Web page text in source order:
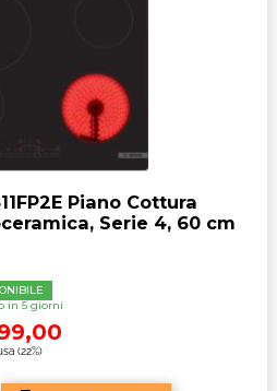
Piano Cottura
Serie 4, 60 cm
in 5 giorni
(22%)